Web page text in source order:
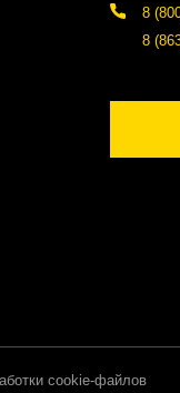
8
8
cookie-файлов